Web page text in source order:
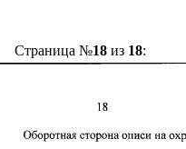
Страница №18из 18: